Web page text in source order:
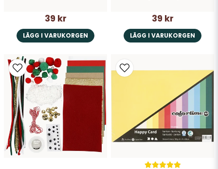
39 kr
LÄGG I VARUKORGEN
39 kr
LÄGG I VARUKORGEN